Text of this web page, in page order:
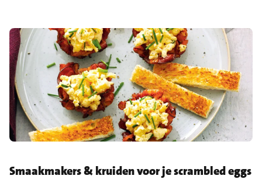
Smaakmakers & kruiden voor je scrambled eggs